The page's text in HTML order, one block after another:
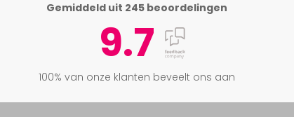
Gemiddeld uit 245 beoordelingen
9.7
100% van onze klanten beveelt ons aan